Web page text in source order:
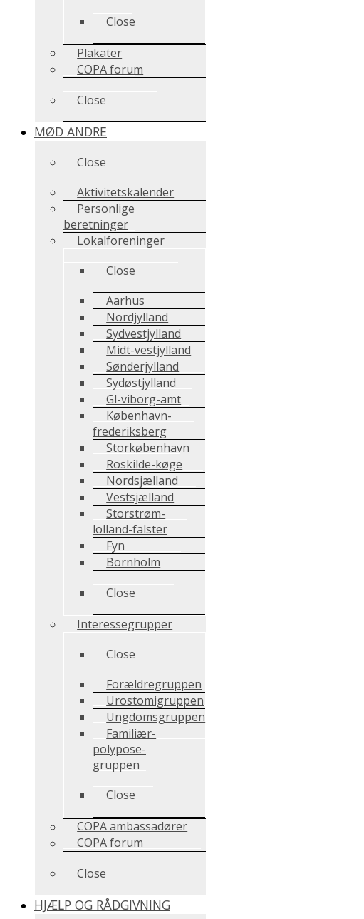
Close
Plakater
COPA forum
Close
MØD ANDRE
Close
Aktivitetskalender
Personlige
beretninger
Lokalforeninger
Close
Aarhus
Nordjylland
Sydvestjylland
Midt-vestjylland
Sønderjylland
Sydøstjylland
Gl-viborg-amt
København-
frederiksberg
Storkøbenhavn
Roskilde-køge
Nordsjælland
Vestsjælland
Storstrøm-
lolland-falster
Fyn
Bornholm
Close
Interessegrupper
Close
Forældregruppen
Urostomigruppen
Ungdomsgruppen
Familiær-
polypose-
gruppen
Close
COPA ambassadører
COPA forum
Close
HJÆLP OG RÅDGIVNING